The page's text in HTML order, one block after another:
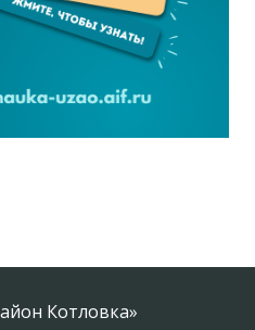
Котловка»